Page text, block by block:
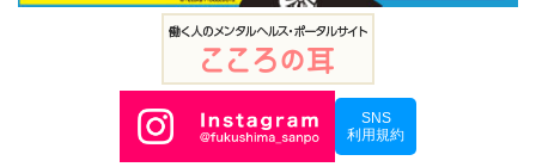
SNS
利用規約